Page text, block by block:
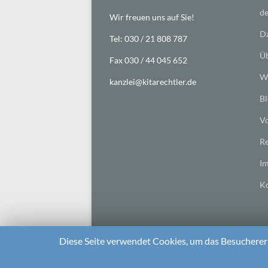
Wir freuen uns auf Sie!
Tel: 030 / 21 808 787
Fax 030 / 44 045 652
kanzlei@kitarechtler.de
Diese Seite verwendet Cookies, um das